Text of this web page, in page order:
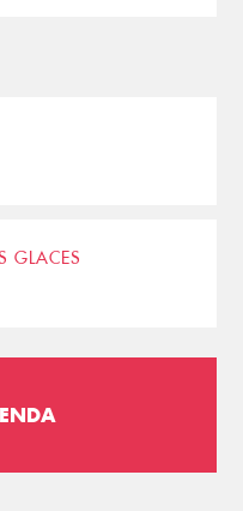
GLACES